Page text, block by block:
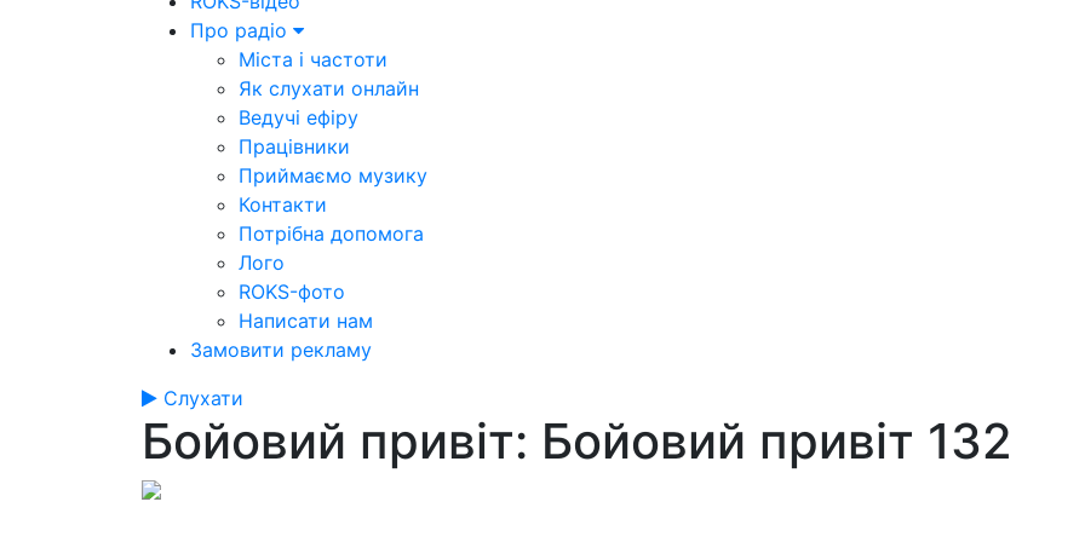
Про радіо
Міста і частоти
Як слухати онлайн
Ведучі ефіру
Працівники
Приймаємо музику
Контакти
Потрібна допомога
Лого
ROKS-фото
Написати нам
Замовити рекламу
Слухати
Бойовий привіт: Бойовий привіт 132